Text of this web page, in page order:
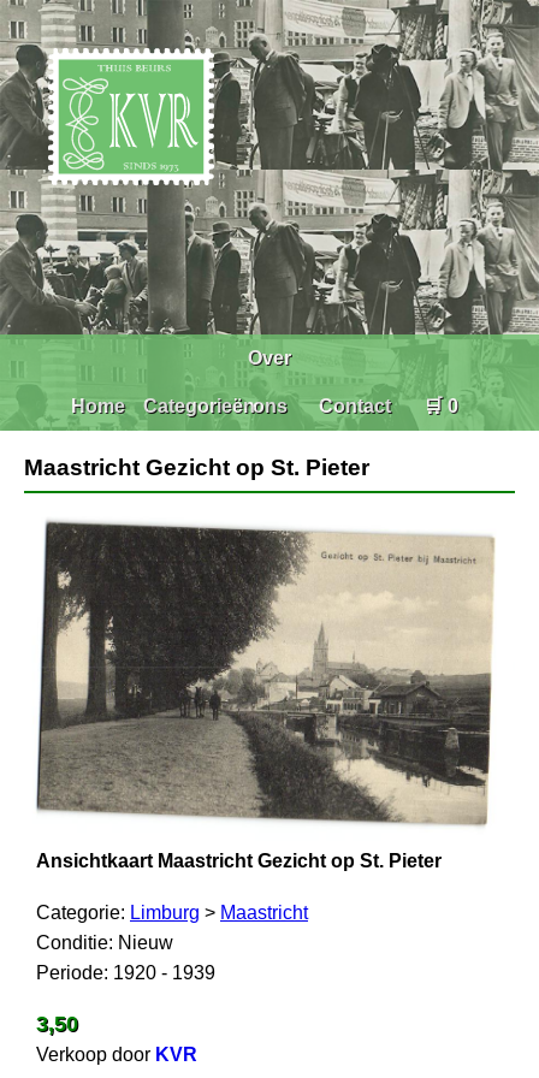
Home Categorieën
Over
ons Contact 🛒 0
Maastricht Gezicht op St. Pieter
Ansichtkaart Maastricht Gezicht op St. Pieter
Categorie: Limburg > Maastricht
Conditie: Nieuw
Periode: 1920 - 1939
3,50
Verkoop door KVR